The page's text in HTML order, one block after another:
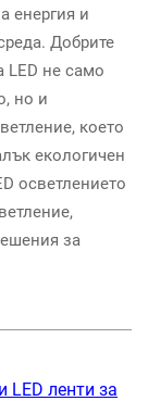
енергия и
Добрите
LED не само
но и
което
екологичен
осветлението
за
LED ленти за